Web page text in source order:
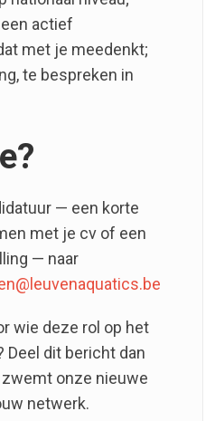
actief
met je meedenkt;
te bespreken in
— een korte
met je cv of een
— naar
wie deze rol op het
Deel dit bericht dan
onze nieuwe
netwerk.